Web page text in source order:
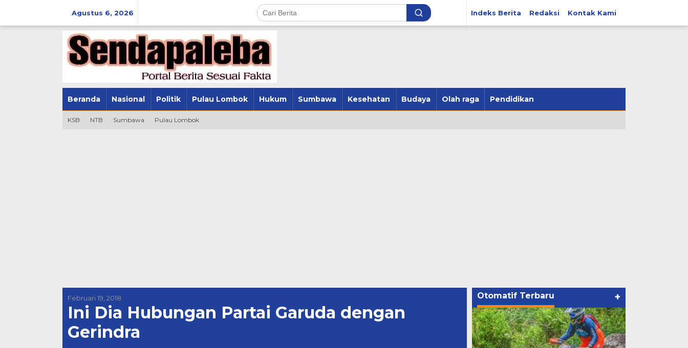
Agustus 6, 2026 Indeks Berita Redaksi Kontak Kami
Beranda Nasional Politik Pulau Lombok Hukum Sumbawa Kesehatan Budaya Olah raga Pendidikan
KSB NTB Sumbawa Pulau Lombok
Februari 19, 2018
Ini Dia Hubungan Partai Garuda dengan
Gerindra
Otomatif Terbaru +